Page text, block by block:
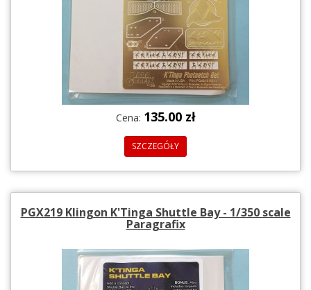
Cena: 135.00 zł
SZCZEGÓŁY
PGX219 Klingon K'Tinga Shuttle Bay - 1/350 scale
Paragrafix